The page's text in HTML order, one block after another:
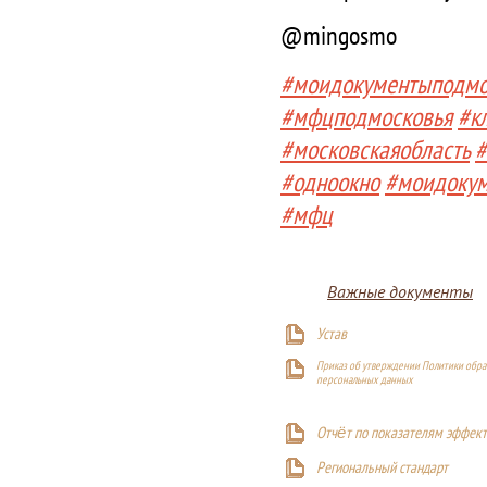
@mingosmo
#мфцподмосковья
#московскаяобласть
#одноокно
#мфц
Важные документы
Устав
Приказ об утверждении Политики
персональных данных
Отчёт по показателям
Региональный стандарт